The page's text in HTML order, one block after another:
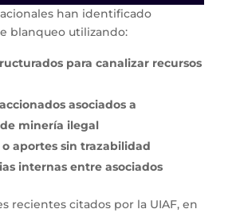
han identificado
blanqueo utilizando:
para canalizar recursos
asociados a
minería ilegal
aportes sin trazabilidad
internas entre asociados
recientes citados por la UIAF, en